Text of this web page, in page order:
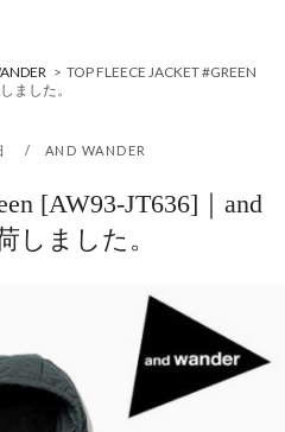
> TOP FLEECE JACKET #GREEN
ました。
AND WANDER
[AW93-JT636]｜and
しました。